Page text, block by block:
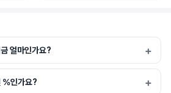
됩니다. HCS를 사용하여 공급망 전반의 자산을 추
감사 가능한 로그를 생성하거나, 심지어 탈중앙화
습니다.
얼마인가요?
%인가요?